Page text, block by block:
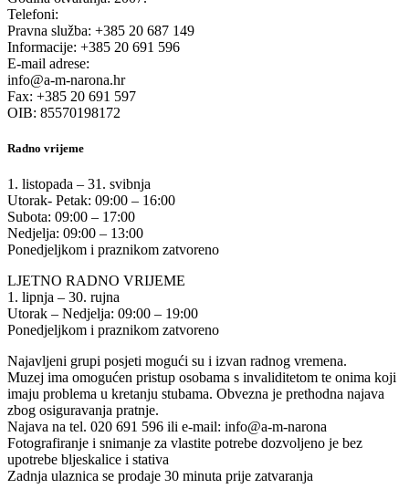
Telefoni:
Pravna služba: +385 20 687 149
Informacije: +385 20 691 596
E-mail adrese:
info@a-m-narona.hr
Fax: +385 20 691 597
OIB: 85570198172
Radno vrijeme
1. listopada – 31. svibnja
Utorak- Petak: 09:00 – 16:00
Subota: 09:00 – 17:00
Nedjelja: 09:00 – 13:00
Ponedjeljkom i praznikom zatvoreno
LJETNO RADNO VRIJEME
1. lipnja – 30. rujna
Utorak – Nedjelja: 09:00 – 19:00
Ponedjeljkom i praznikom zatvoreno
Najavljeni grupi posjeti mogući su i izvan radnog vremena.
Muzej ima omogućen pristup osobama s invaliditetom te onima koji
imaju problema u kretanju stubama. Obvezna je prethodna najava
zbog osiguravanja pratnje.
Najava na tel. 020 691 596 ili e-mail: info@a-m-narona
Fotografiranje i snimanje za vlastite potrebe dozvoljeno je bez
upotrebe bljeskalice i stativa
Zadnja ulaznica se prodaje 30 minuta prije zatvaranja